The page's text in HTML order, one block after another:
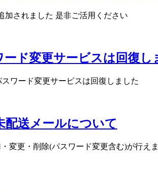
加されました 是非ご活用ください
ド変更サービスは回復し
ワード変更サービスは回復しました
配送メールについて
変更・削除(パスワード変更含む)が行え